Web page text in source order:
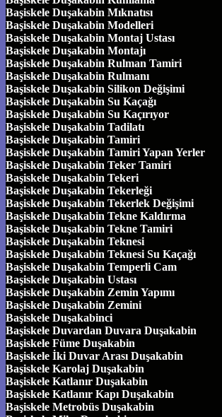
Başiskele Duşakabin Mıknatısı
Başiskele Duşakabin Modelleri
Başiskele Duşakabin Montaj Ustası
Başiskele Duşakabin Montajı
Başiskele Duşakabin Rulman Tamiri
Başiskele Duşakabin Rulmanı
Başiskele Duşakabin Silikon Değişimi
Başiskele Duşakabin Su Kaçağı
Başiskele Duşakabin Su Kaçırıyor
Başiskele Duşakabin Tadilatı
Başiskele Duşakabin Tamiri
Başiskele Duşakabin Tamiri Yapan Yerler
Başiskele Duşakabin Teker Tamiri
Başiskele Duşakabin Tekeri
Başiskele Duşakabin Tekerleği
Başiskele Duşakabin Tekerlek Değişimi
Başiskele Duşakabin Tekne Kaldırma
Başiskele Duşakabin Tekne Tamiri
Başiskele Duşakabin Teknesi
Başiskele Duşakabin Teknesi Su Kaçağı
Başiskele Duşakabin Temperli Cam
Başiskele Duşakabin Ustası
Başiskele Duşakabin Zemin Yapımı
Başiskele Duşakabin Zemini
Başiskele Duşakabinci
Başiskele Duvardan Duvara Duşakabin
Başiskele Füme Duşakabin
Başiskele İki Duvar Arası Duşakabin
Başiskele Karolaj Duşakabin
Başiskele Katlanır Duşakabin
Başiskele Katlanır Kapı Duşakabin
Başiskele Metrobüs Duşakabin